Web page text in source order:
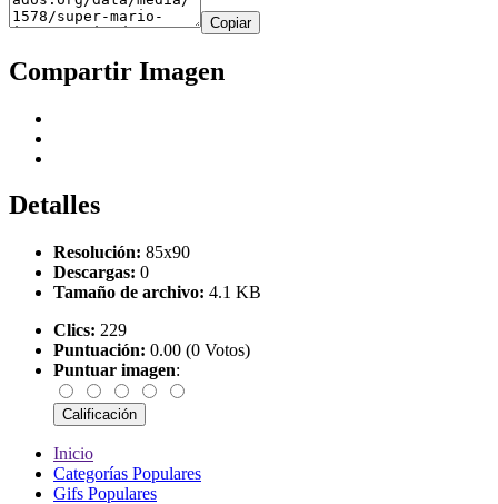
Copiar
Compartir Imagen
Detalles
Resolución: 85x90
Descargas: 0
Tamaño de archivo: 4.1 KB
Clics: 229
Puntuación: 0.00 (0 Votos)
Puntuar imagen:
Inicio
Categorías Populares
Gifs Populares